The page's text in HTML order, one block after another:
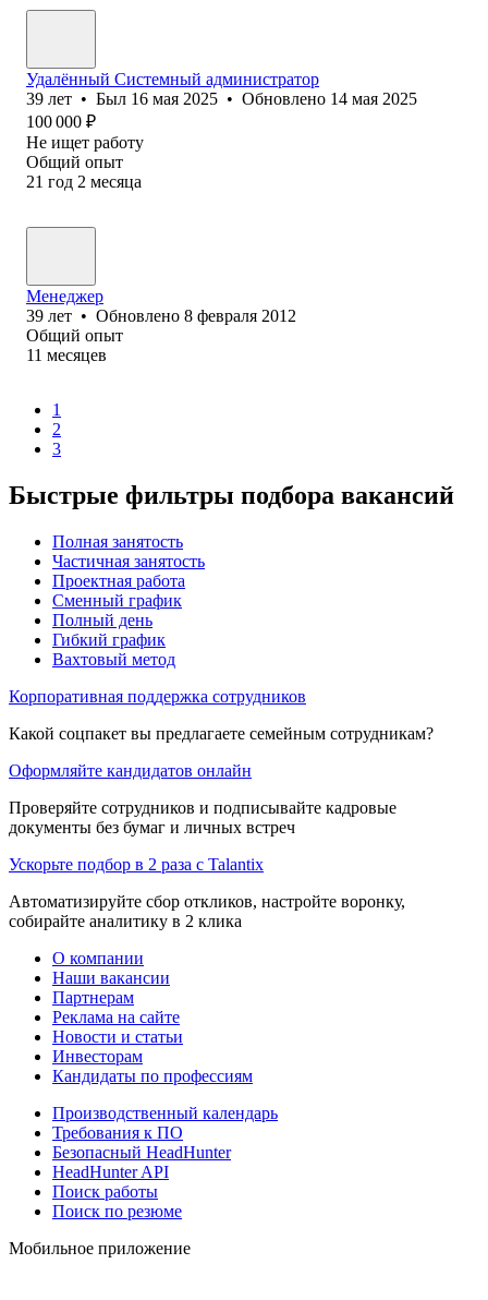
Удалённый Системный администратор
39 лет • Был 16 мая 2025 • Обновлено 14 мая 2025
100 000 ₽
Не ищет работу
Общий опыт
21 год 2 месяца
Менеджер
39 лет • Обновлено 8 февраля 2012
Общий опыт
11 месяцев
1
2
3
Быстрые фильтры подбора вакансий
Полная занятость
Частичная занятость
Проектная работа
Сменный график
Полный день
Гибкий график
Вахтовый метод
Корпоративная поддержка сотрудников
Какой соцпакет вы предлагаете семейным сотрудникам?
Оформляйте кандидатов онлайн
Проверяйте сотрудников и подписывайте кадровые
документы без бумаг и личных встреч
Ускорьте подбор в 2 раза с Talantix
Автоматизируйте сбор откликов, настройте воронку,
собирайте аналитику в 2 клика
О компании
Наши вакансии
Партнерам
Реклама на сайте
Новости и статьи
Инвесторам
Кандидаты по профессиям
Производственный календарь
Требования к ПО
Безопасный HeadHunter
HeadHunter API
Поиск работы
Поиск по резюме
Мобильное приложение